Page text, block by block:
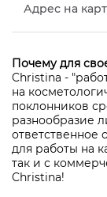
Адрес на
Почему для
Christina -
на
поклонников
разнообразие
ответственное
для работы на
так и с
Christina!